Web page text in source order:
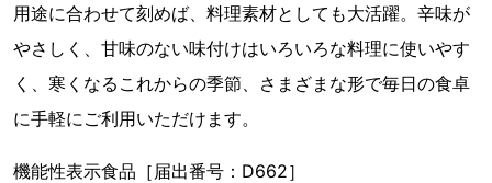
用途に合わせて刻めば、料理素材としても大活躍。辛味が
やさしく、甘味のない味付けはいろいろな料理に使いやす
く、寒くなるこれからの季節、さまざまな形で毎日の食卓
に手軽にご利用いただけます。
機能性表示食品［届出番号：D662］